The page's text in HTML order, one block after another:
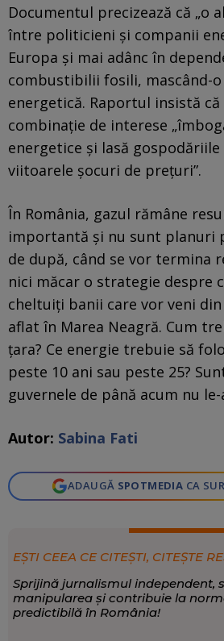
Documentul precizează că „o
între politicieni și companii
Europa și mai adânc în
combustibilii fosili, mascând-
energetică. Raportul insistă că
combinație de interese
energetice și lasă gospodăriile
viitoarele șocuri de prețuri”.
În România, gazul rămâne
importantă și nu sunt planuri
de după, când se vor termina
nici măcar o strategie despre
cheltuiți banii care vor veni
aflat în Marea Neagră. Cum
țara? Ce energie trebuie să
peste 10 ani sau peste 25?
guvernele de până acum nu
Autor: Sabina Fati
ADAUGĂ SPOTMEDIA CA
EȘTI CEEA CE CITEȘTI, CITEȘTE
Sprijină jurnalismul independent,
manipularea și contribuie la
predictibilă în România!